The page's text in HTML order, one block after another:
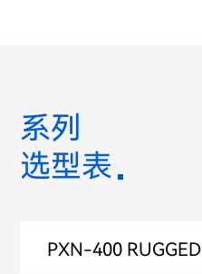
系列
选型表
PXN-400 RUGGED